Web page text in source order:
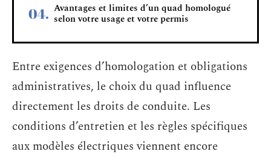
Avantages et limites d’un quad homologué
selon votre usage et votre permis
Entre exigences d’homologation et obligations
administratives, le choix du quad influence
directement les droits de conduite. Les
conditions d’entretien et les règles spécifiques
aux modèles électriques viennent encore